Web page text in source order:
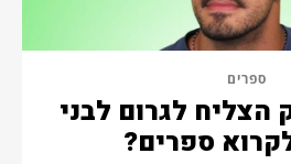
ספרים
הצליח לגרום לבני
ספרים?